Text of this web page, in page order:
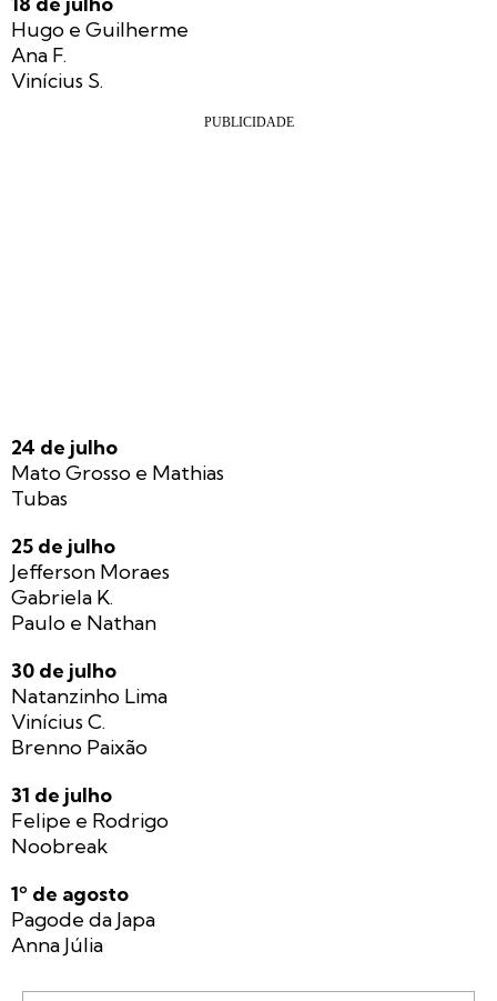
Hugo e Guilherme
Ana F.
Vinícius S.
24 de julho
Mato Grosso e Mathias
Tubas
25 de julho
Jefferson Moraes
Gabriela K.
Paulo e Nathan
30 de julho
Natanzinho Lima
Vinícius C.
Brenno Paixão
31 de julho
Felipe e Rodrigo
Noobreak
1º de agosto
Pagode da Japa
Anna Júlia